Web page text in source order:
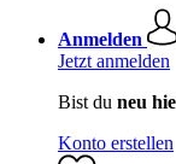
Anmelden
Jetzt anmelden
Bist du neu
Konto erstellen